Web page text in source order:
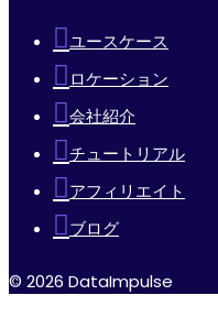
ユースケース
ロケーション
会社紹介
チュートリアル
アフィリエイト
ブログ
© 2026 DataImpulse